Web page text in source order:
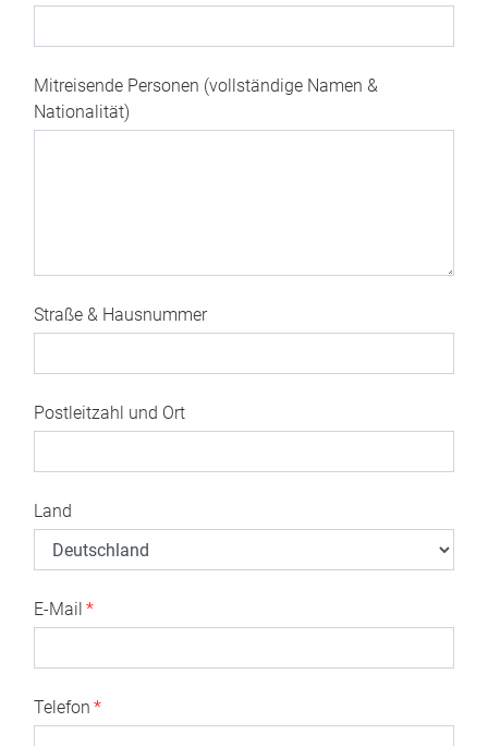
Mitreisende Personen (vollständige Namen &
Nationalität)
Straße & Hausnummer
Postleitzahl und Ort
Land
E-Mail *
Telefon *